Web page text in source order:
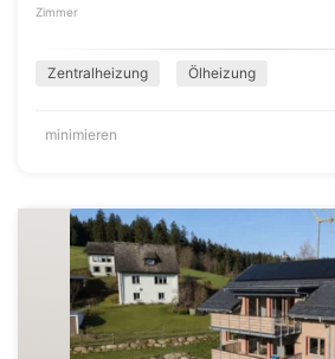
Zimmer
Zentralheizung Ölheizung
minimieren